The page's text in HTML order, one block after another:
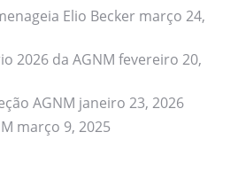
Elio Becker março 24,
2026 da AGNM fevereiro 20,
AGNM janeiro 23, 2026
março 9, 2025